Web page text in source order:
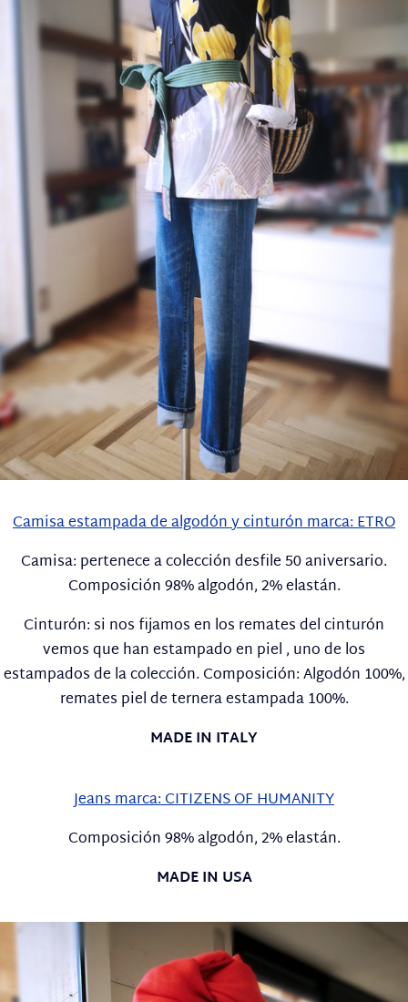
Camisa estampada de algodón y cinturón marca: ETRO
Camisa: pertenece a colección desfile 50 aniversario.
Composición 98% algodón, 2% elastán.
Cinturón: si nos fijamos en los remates del cinturón
vemos que han estampado en piel , uno de los
estampados de la colección. Composición: Algodón 100%,
remates piel de ternera estampada 100%.
MADE IN ITALY
Jeans marca: CITIZENS OF HUMANITY
Composición 98% algodón, 2% elastán.
MADE IN USA